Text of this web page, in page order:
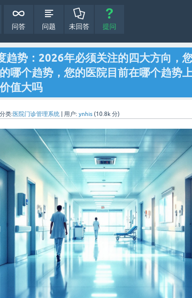
问答 问题 未回答 提问
趋势：2026年必须关注的四大方向，
哪个趋势，您的医院目前在哪个趋势
值大吗
分类:医院门诊管理系统 用户: ynhis (10.8k 分)